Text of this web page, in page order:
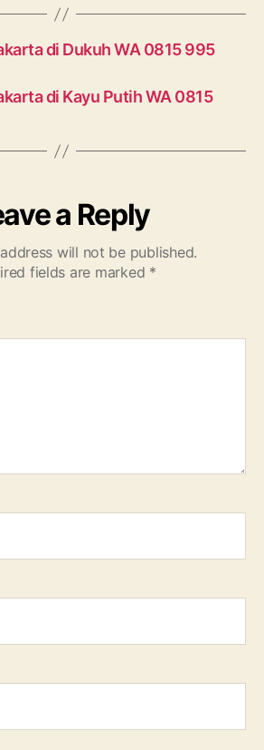
di Dukuh WA 0815 995
di Kayu Putih WA 0815
a Reply
will not be published.
fields are marked *